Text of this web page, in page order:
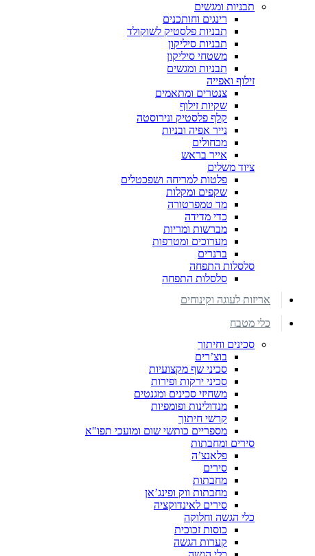
תבניות ומגשים
רינגים וחותכנים
תבניות פלסטיק לשוקולד
תבניות סיליקון
משטחי סיליקון
תבניות ומגשים
זילוף ואפייה
צנטרים ומתאמים
שקיות זילוף
קלף פלסטיק ונירוסטה
נייר אפיה ובניות
מכחולים
אייר בראש
ציוד משלים
פלטות למריחה ושפכטלים
שקפים ומקלות
מד טמפרטורה
כדי מדידה
מברשות ומריות
מערוכים ומטרפות
ברנרים
סלסלות התפחה
סלסלות התפחה
אריזות לעוגה וקינוחים
כלי מטבח
סכינים וחיתוך
בוצ’רים
סכיני שף מקצועיות
סכיני ירקות ופירות
משחיזי סכינים ומגנטים
מנדולינות ופומפיות
קרשי חיתוך
מספריים כותשי שום ומועכי תפו"א
סירים ומחבתות
פלאנצ’ה
סירים
מחבתות
מחבתות ווק ופינג’אן
סירים לאינדוקציה
כלי הגשה וחלוקה
כוסות זכוכית
קערות הגשה